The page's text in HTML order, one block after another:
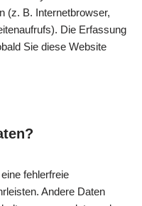
(z. B. Internetbrowser,
Die Erfassung
Sie diese Website
fehlerfreie
Andere Daten